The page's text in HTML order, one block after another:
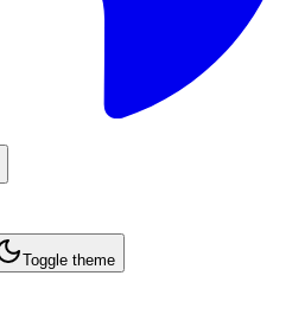
Toggle theme